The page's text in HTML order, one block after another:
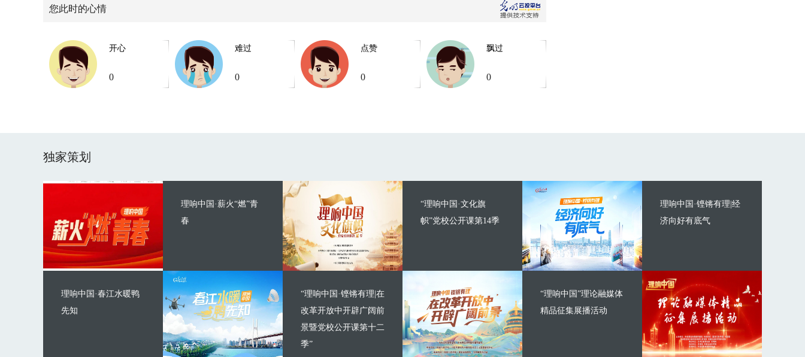
您此时的心情
开心
0
难过
0
点赞
0
飘过
0
独家策划
理响中国·薪火“燃”青
春
理响中国·春江水暖鸭
先知
“理响中国·文化旗
帜”党校公开课第14季
“理响中国·铿锵有理|在
改革开放中开辟广阔前
景暨党校公开课第十二
季”
理响中国·铿锵有理|经
济向好有底气
“理响中国”理论融媒体
精品征集展播活动